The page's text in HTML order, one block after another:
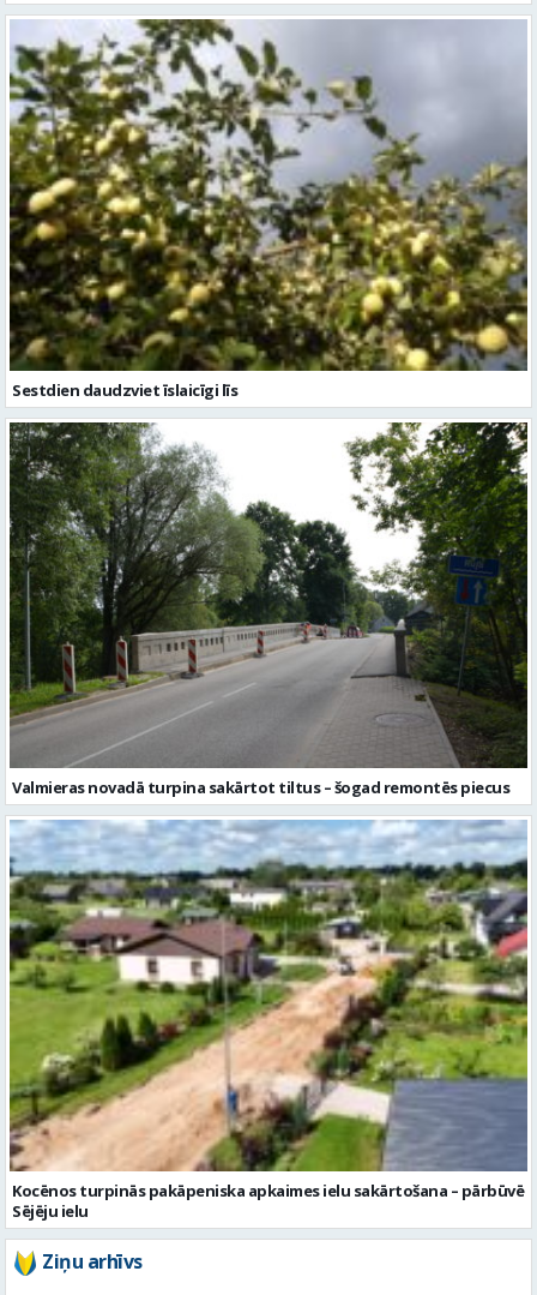
Sestdien daudzviet īslaicīgi līs
Valmieras novadā turpina sakārtot tiltus – šogad remontēs piecus
Kocēnos turpinās pakāpeniska apkaimes ielu sakārtošana – pārbūvē
Sējēju ielu
Ziņu arhīvs